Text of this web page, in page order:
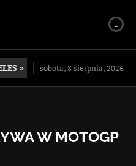
» sobota, 8 sierpnia, 2026
W MOTOGP